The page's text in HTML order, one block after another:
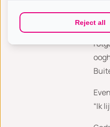
Jan
–
“Ik
Reject all